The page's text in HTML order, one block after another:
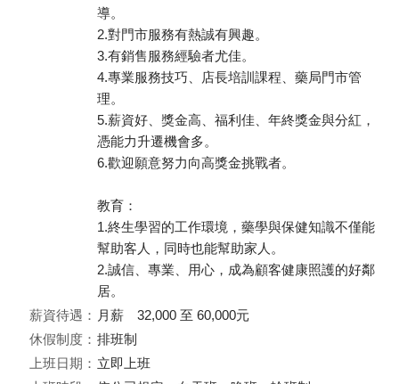
導。
2.對門市服務有熱誠有興趣。
3.有銷售服務經驗者尤佳。
4.專業服務技巧、店長培訓課程、藥局門市管
理。
5.薪資好、獎金高、福利佳、年終獎金與分紅，
憑能力升遷機會多。
6.歡迎願意努力向高獎金挑戰者。
教育：
1.終生學習的工作環境，藥學與保健知識不僅能
幫助客人，同時也能幫助家人。
2.誠信、專業、用心，成為顧客健康照護的好鄰
居。
薪資待遇： 月薪 32,000 至 60,000元
休假制度： 排班制
上班日期： 立即上班